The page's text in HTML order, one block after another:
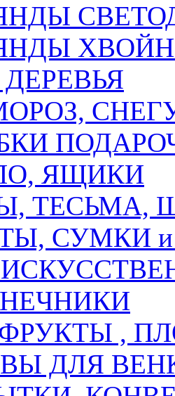
ЯЩИКИ
ТЕСЬМА,
СУМКИ
,
ДЛЯ